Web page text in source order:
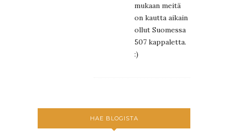
mukaan meitä
on kautta aikain
ollut Suomessa
507 kappaletta.
:)
HAE BLOGISTA